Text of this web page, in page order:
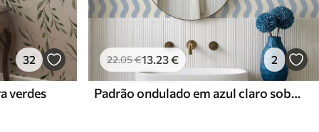
32
verdes
22.05€13.23€ 2
Padrão ondulado em azul claro sobre fundo claro